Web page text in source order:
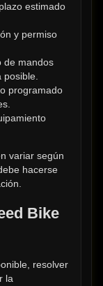
estimado
y permiso
de mandos
programado
variar según
hacerse
Bike
resolver
la